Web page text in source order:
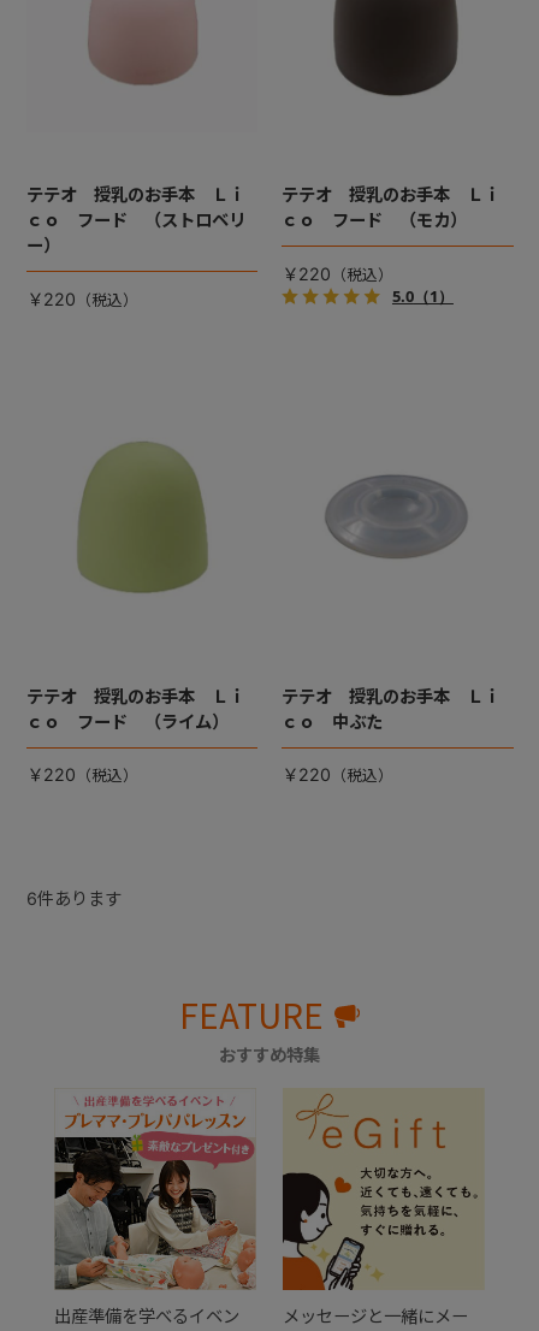
テテオ 授乳のお手本 Ｌｉ
ｃｏ フード （ストロベリ
ー）
￥220
テテオ 授乳のお手本 Ｌｉ
ｃｏ フード （モカ）
￥220
5.0（1）
テテオ 授乳のお手本 Ｌｉ
ｃｏ フード （ライム）
￥220
テテオ 授乳のお手本 Ｌｉ
ｃｏ 中ぶた
￥220
6件あります
FEATURE
おすすめ特集
出産準備を学べるイベン
メッセージと一緒にメー